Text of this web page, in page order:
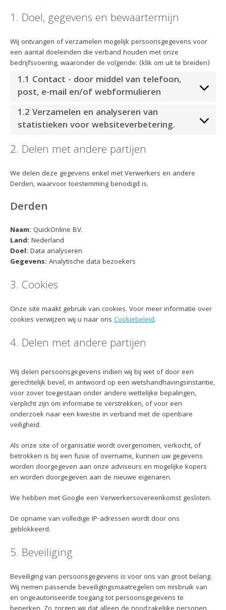
1. Doel, gegevens en bewaartermijn
Wij ontvangen of verzamelen mogelijk persoonsgegevens voor
een aantal doeleinden die verband houden met onze
bedrijfsvoering, waaronder de volgende: (klik om uit te breiden)
1.1 Contact - door middel van telefoon,
post, e-mail en/of webformulieren
1.2 Verzamelen en analyseren van
statistieken voor websiteverbetering.
2. Delen met andere partijen
We delen deze gegevens enkel met Verwerkers en andere
Derden, waarvoor toestemming benodigd is.
Derden
Naam: QuickOnline B.V.
Land: Nederland
Doel: Data analyseren
Gegevens: Analytische data bezoekers
3. Cookies
Onze site maakt gebruik van cookies. Voor meer informatie over
cookies verwijzen wij u naar ons Cookiebeleid.
4. Delen met andere partijen
Wij delen persoonsgegevens indien wij bij wet of door een
gerechtelijk bevel, in antwoord op een wetshandhavingsinstantie,
voor zover toegestaan onder andere wettelijke bepalingen,
verplicht zijn om informatie te verstrekken, of voor een
onderzoek naar een kwestie in verband met de openbare
veiligheid.
Als onze site of organisatie wordt overgenomen, verkocht, of
betrokken is bij een fusie of overname, kunnen uw gegevens
worden doorgegeven aan onze adviseurs en mogelijke kopers
en worden doorgegeven aan de nieuwe eigenaren.
We hebben met Google een Verwerkersovereenkomst gesloten.
De opname van volledige IP-adressen wordt door ons
geblokkeerd.
5. Beveiliging
Beveiliging van persoonsgegevens is voor ons van groot belang.
Wij nemen passende beveiligingsmaatregelen om misbruik van
en ongeautoriseerde toegang tot persoonsgegevens te